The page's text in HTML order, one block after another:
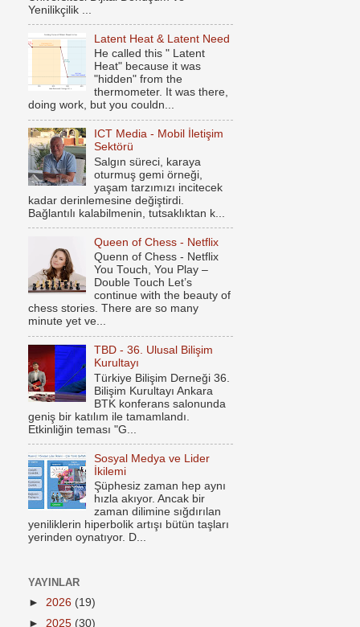
Yenilikçilik ...
Latent Heat & Latent Need
He called this " Latent
Heat" because it was
"hidden" from the
thermometer. It was there,
doing work, but you couldn...
ICT Media - Mobil İletişim
Sektörü
Salgın süreci, karaya
oturmuş gemi örneği,
yaşam tarzımızı incitecek
kadar derinlemesine değiştirdi.
Bağlantılı kalabilmenin, tutsaklıktan k...
Queen of Chess - Netflix
Quenn of Chess - Netflix
You Touch, You Play –
Double Touch Let’s
continue with the beauty of
chess stories. There are so many
minute yet ve...
TBD - 36. Ulusal Bilişim
Kurultayı
Türkiye Bilişim Derneği 36.
Bilişim Kurultayı Ankara
BTK konferans salonunda
geniş bir katılım ile tamamlandı.
Etkinliğin teması "G...
Sosyal Medya ve Lider
İkilemi
Şüphesiz zaman hep aynı
hızla akıyor. Ancak bir
zaman dilimine sığdırılan
yeniliklerin hiperbolik artışı bütün taşları
yerinden oynatıyor. D...
YAYINLAR
► 2026 (19)
► 2025 (30)